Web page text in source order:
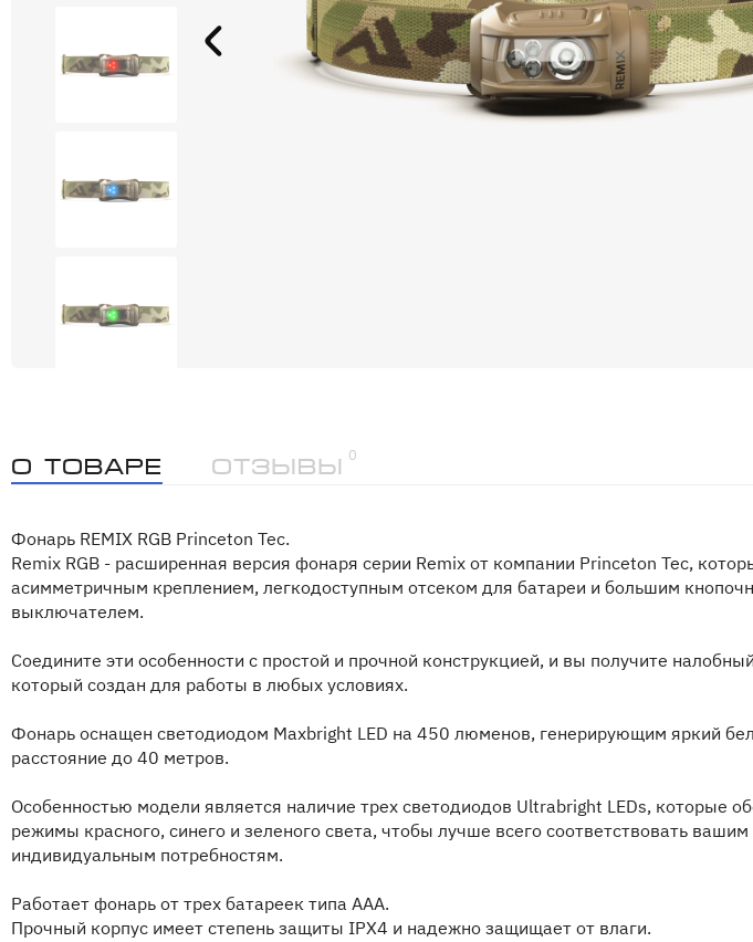
О товаре Отзывы
0
Фонарь REMIX RGB Princeton Tec.
Remix RGB - расширенная версия фонаря серии Remix от компании Princeton Tec,
асимметричным креплением, легкодоступным отсеком для батареи и большим
выключателем.
Соедините эти особенности с простой и прочной конструкцией, и вы получите
который создан для работы в любых условиях.
Фонарь оснащен светодиодом Maxbright LED на 450 люменов, генерирующим яркий
расстояние до 40 метров.
Особенностью модели является наличие трех светодиодов Ultrabright LEDs, которые
режимы красного, синего и зеленого света, чтобы лучше всего соответствовать вашим
индивидуальным потребностям.
Работает фонарь от трех батареек типа ААА.
Прочный корпус имеет степень защиты IPX4 и надежно защищает от влаги.